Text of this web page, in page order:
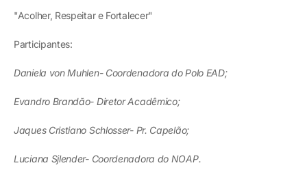
"Acolher, Respeitar e Fortalecer"
Participantes:
Daniela von Muhlen- Coordenadora do Polo EAD;
Evandro Brandão- Diretor Acadêmico;
Jaques Cristiano Schlosser- Pr. Capelão;
Luciana Sjlender- Coordenadora do NOAP.